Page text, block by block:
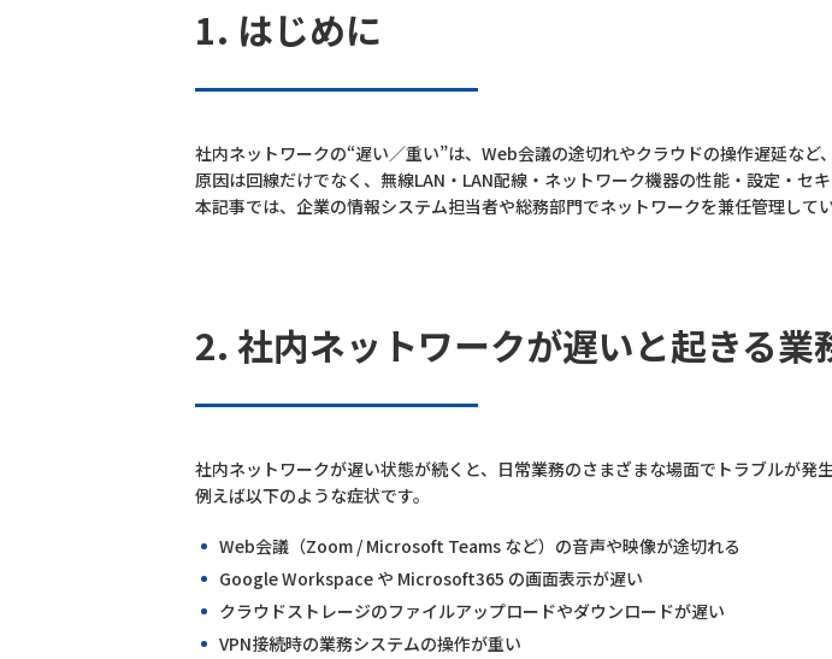
1. はじめに
社内ネットワークの“遅い／重い”は、Web会議の途切れやクラウドの操作遅延など
原因は回線だけでなく、無線LAN・LAN配線・ネットワーク機器の性能・設定・セ
本記事では、企業の情報システム担当者や総務部門でネットワークを兼任管理して
2. 社内ネットワークが遅いと起きる業
社内ネットワークが遅い状態が続くと、日常業務のさまざまな場面でトラブルが発生
例えば以下のような症状です。
Web会議（Zoom / Microsoft Teams など）の音声や映像が途切れる
Google Workspace や Microsoft365 の画面表示が遅い
クラウドストレージのファイルアップロードやダウンロードが遅い
VPN接続時の業務システムの操作が重い